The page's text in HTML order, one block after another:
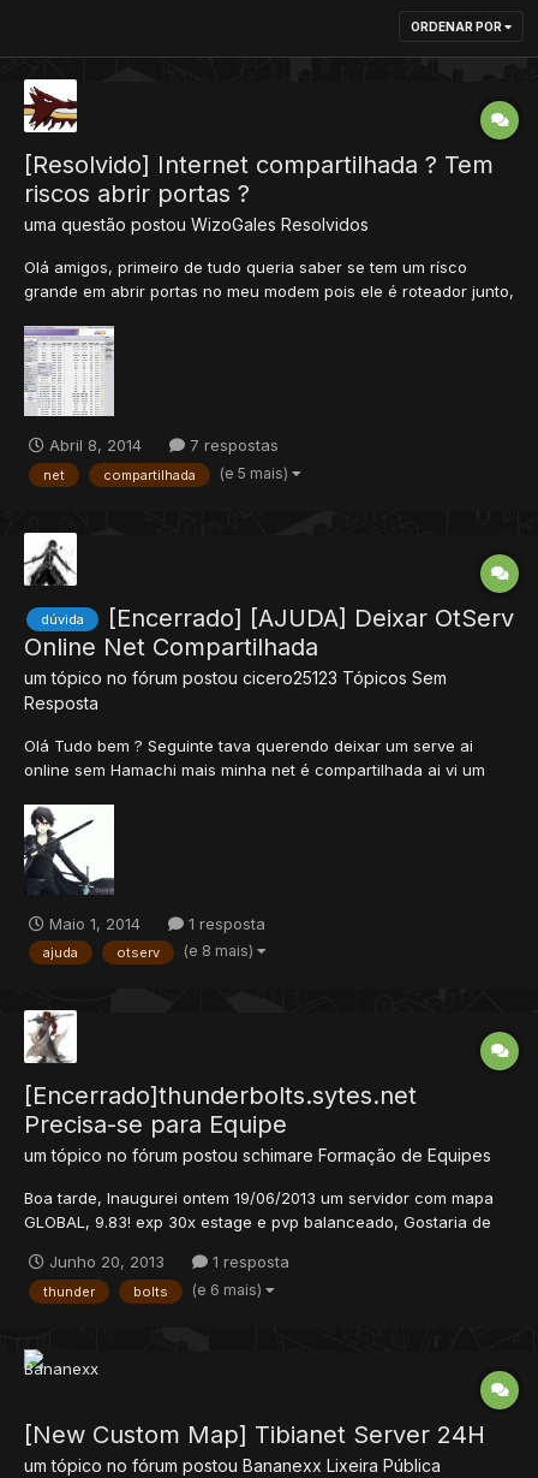
ORDENAR POR
[Resolvido] Internet compartilhada ? Tem
riscos abrir portas ?
uma questão postou WizoGales Resolvidos
Olá amigos, primeiro de tudo queria saber se tem um rísco
grande em abrir portas no meu modem pois ele é roteador junto,
tentar abrir um servidor, não consegui adicionar nem na otlist
mas consegui entrar pelo ip-fixo. Sou novato em criaçã...
Abril 8, 2014 7 respostas
net compartilhada (e 5 mais)
dúvida
[Encerrado] [AJUDA] Deixar OtServ
Online Net Compartilhada
um tópico no fórum postou cicero25123 Tópicos Sem
Resposta
Olá Tudo bem ? Seguinte tava querendo deixar um serve ai
online sem Hamachi mais minha net é compartilhada ai vi um
configurando o server, criando o host no no-ip, abrindo as
portas no firewall, e todo o resto mais fiz isso tudo e não...
Maio 1, 2014 1 resposta
ajuda otserv (e 8 mais)
[Encerrado]thunderbolts.sytes.net
Precisa-se para Equipe
um tópico no fórum postou schimare Formação de Equipes
Boa tarde, Inaugurei ontem 19/06/2013 um servidor com mapa
GLOBAL, 9.83! exp 30x estage e pvp balanceado, Gostaria de
os mesmos encontram-se disponíveis 24 horas por dia! quem
quiser participar do Ot como CM,GM,MAP,WEBDESIGN,CLIENTE
Junho 20, 2013 1 resposta
thunder bolts (e 6 mais)
[New Custom Map] Tibianet Server 24H
um tópico no fórum postou Bananexx Lixeira Pública